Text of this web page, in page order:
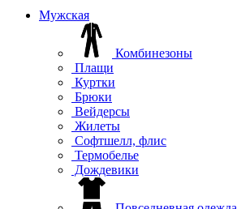
Мужская
Комбинезоны
Плащи
Куртки
Брюки
Вейдерсы
Жилеты
Софтшелл, флис
Термобелье
Дождевики